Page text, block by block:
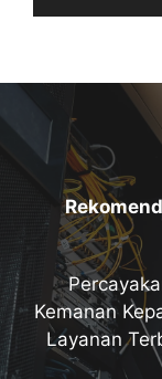
Kemanan
Layanan